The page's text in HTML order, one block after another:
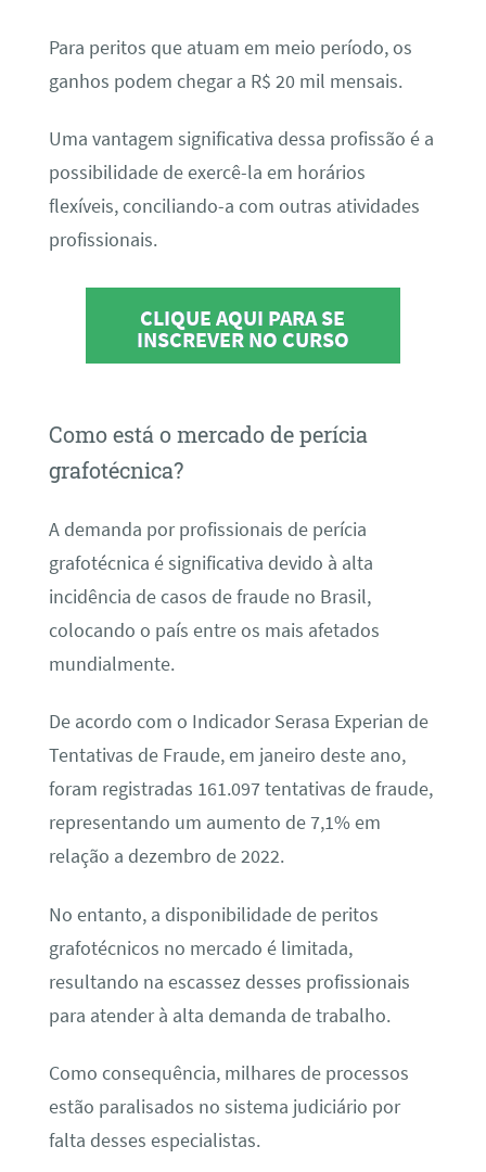
Para peritos que atuam em meio período, os
ganhos podem chegar a R$ 20 mil mensais.
Uma vantagem significativa dessa profissão é a
possibilidade de exercê-la em horários
flexíveis, conciliando-a com outras atividades
profissionais.
CLIQUE AQUI PARA SE
INSCREVER NO CURSO
Como está o mercado de perícia
grafotécnica?
A demanda por profissionais de perícia
grafotécnica é significativa devido à alta
incidência de casos de fraude no Brasil,
colocando o país entre os mais afetados
mundialmente.
De acordo com o Indicador Serasa Experian de
Tentativas de Fraude, em janeiro deste ano,
foram registradas 161.097 tentativas de fraude,
representando um aumento de 7,1% em
relação a dezembro de 2022.
No entanto, a disponibilidade de peritos
grafotécnicos no mercado é limitada,
resultando na escassez desses profissionais
para atender à alta demanda de trabalho.
Como consequência, milhares de processos
estão paralisados no sistema judiciário por
falta desses especialistas.